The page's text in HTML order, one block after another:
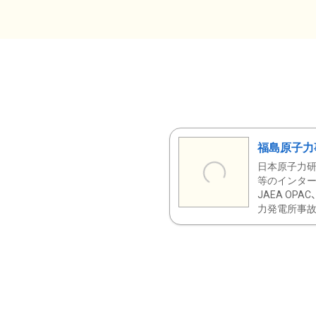
福島原子
日本原子力
等のインタ
JAEA OPAC
力発電所事